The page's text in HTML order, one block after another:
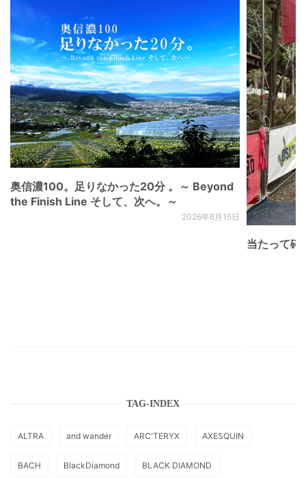
奥信濃100。足りなかった20分 。～ Beyond
the Finish Line そして、次へ。～
2026年6月15日
当たって砕
TAG-INDEX
ALTRA and wander ARC'TERYX AXESQUIN
BACH BlackDiamond BLACK DIAMOND